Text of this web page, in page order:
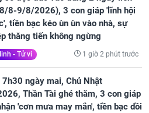
8-9/8/2026), 3 con giáp 'lĩnh hội
tiền bạc kéo ùn ùn vào nhà, sự
thăng tiến không ngừng
- Tử vi 1 giờ 2 phút trước
ngày mai, Chủ Nhật
Thần Tài ghé thăm, 3 con giáp
'cơn mưa may mắn', tiền bạc dồi